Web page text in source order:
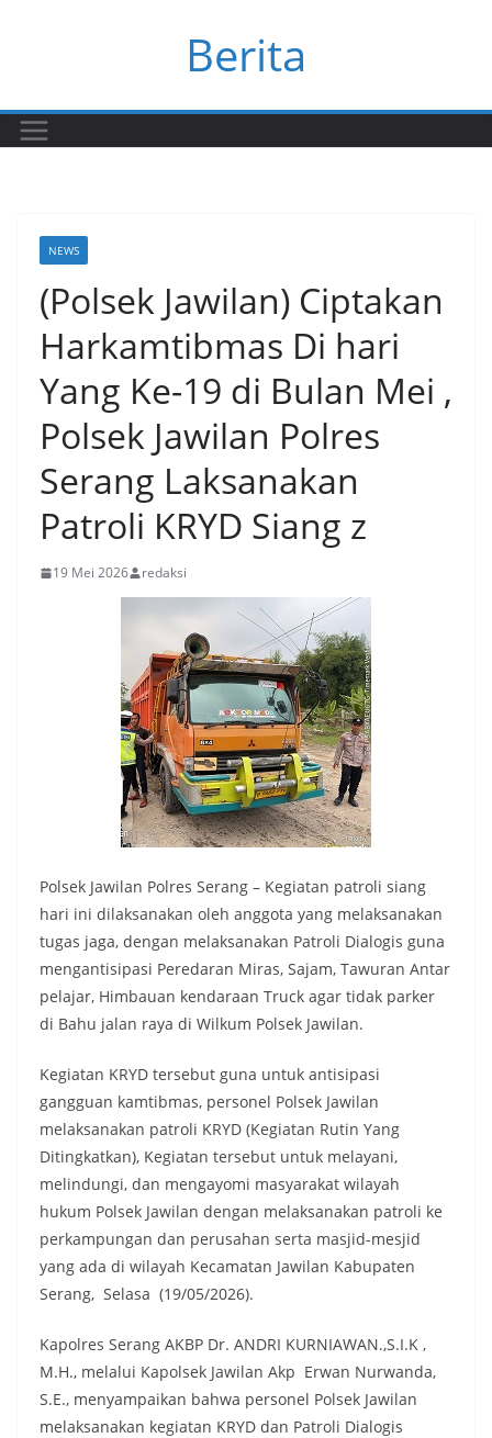
Berita
NEWS
(Polsek Jawilan) Ciptakan
Harkamtibmas Di hari
Yang Ke-19 di Bulan Mei ,
Polsek Jawilan Polres
Serang Laksanakan
Patroli KRYD Siang z
19 Mei 2026 redaksi
Polsek Jawilan Polres Serang – Kegiatan patroli siang
hari ini dilaksanakan oleh anggota yang melaksanakan
tugas jaga, dengan melaksanakan Patroli Dialogis guna
mengantisipasi Peredaran Miras, Sajam, Tawuran Antar
pelajar, Himbauan kendaraan Truck agar tidak parker
di Bahu jalan raya di Wilkum Polsek Jawilan.
Kegiatan KRYD tersebut guna untuk antisipasi
gangguan kamtibmas, personel Polsek Jawilan
melaksanakan patroli KRYD (Kegiatan Rutin Yang
Ditingkatkan), Kegiatan tersebut untuk melayani,
melindungi, dan mengayomi masyarakat wilayah
hukum Polsek Jawilan dengan melaksanakan patroli ke
perkampungan dan perusahan serta masjid-mesjid
yang ada di wilayah Kecamatan Jawilan Kabupaten
Serang, Selasa (19/05/2026).
Kapolres Serang AKBP Dr. ANDRI KURNIAWAN.,S.I.K ,
M.H., melalui Kapolsek Jawilan Akp Erwan Nurwanda,
S.E., menyampaikan bahwa personel Polsek Jawilan
melaksanakan kegiatan KRYD dan Patroli Dialogis